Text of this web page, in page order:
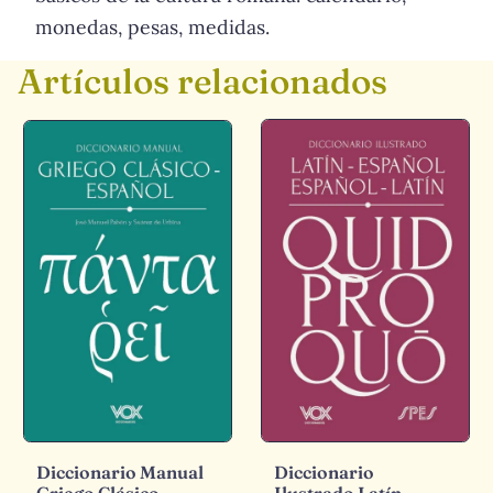
monedas, pesas, medidas.
Artículos relacionados
Diccionario Manual
Diccionario